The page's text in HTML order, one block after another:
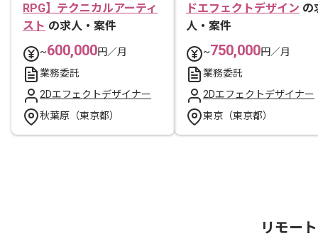
RPG】テクニカルアーティ
スト の求人・案件
~600,000円／月
業務委託
2Dエフェクトデザイナー
秋葉原（東京都）
ドエフェクトデザイン の
人・案件
~750,000円／月
業務委託
2Dエフェクトデザイナー
東京（東京都）
リモー